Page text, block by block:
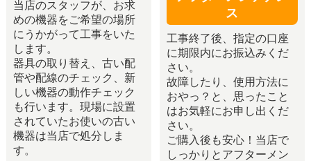
当店のスタッフが、お求
めの機器をご希望の場所
にうかがって工事をいた
します。
器具の取り替え、古い配
管や配線のチェック、新
しい機器の動作チェック
も行います。現場に設置
されていたお使いの古い
機器は当店で処分しま
す。
ス
工事終了後、指定の口座
に期限内にお振込みくだ
さい。
故障したり、使用方法に
おやっ？と、思ったこと
はお気軽にお申し出くだ
さい。
ご購入後も安心！当店で
しっかりとアフターメン